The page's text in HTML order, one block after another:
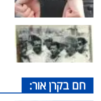
חם בקרן אור: